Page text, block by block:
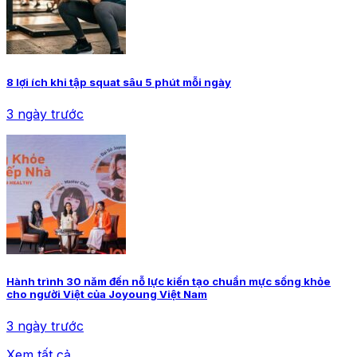
8 lợi ích khi tập squat sâu 5 phút mỗi ngày
3 ngày trước
Hành trình 30 năm đến nỗ lực kiến tạo chuẩn mực sống khỏe
cho người Việt của Joyoung Việt Nam
3 ngày trước